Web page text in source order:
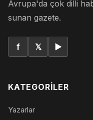
Avrupa'da çok dilli
sunan gazete.
f 𝕏 ▶
KATEGORILER
Yazarlar